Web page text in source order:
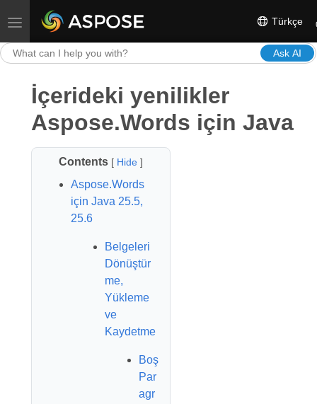
Toggle navigation Türkçe
Ask AI
İçerideki yenilikler
Aspose.Words için Java
Contents [ Hide]
Aspose.Words
için Java 25.5,
25.6
Belgeleri
Dönüştür
me,
Yükleme
ve
Kaydetme
Boş
Par
agr